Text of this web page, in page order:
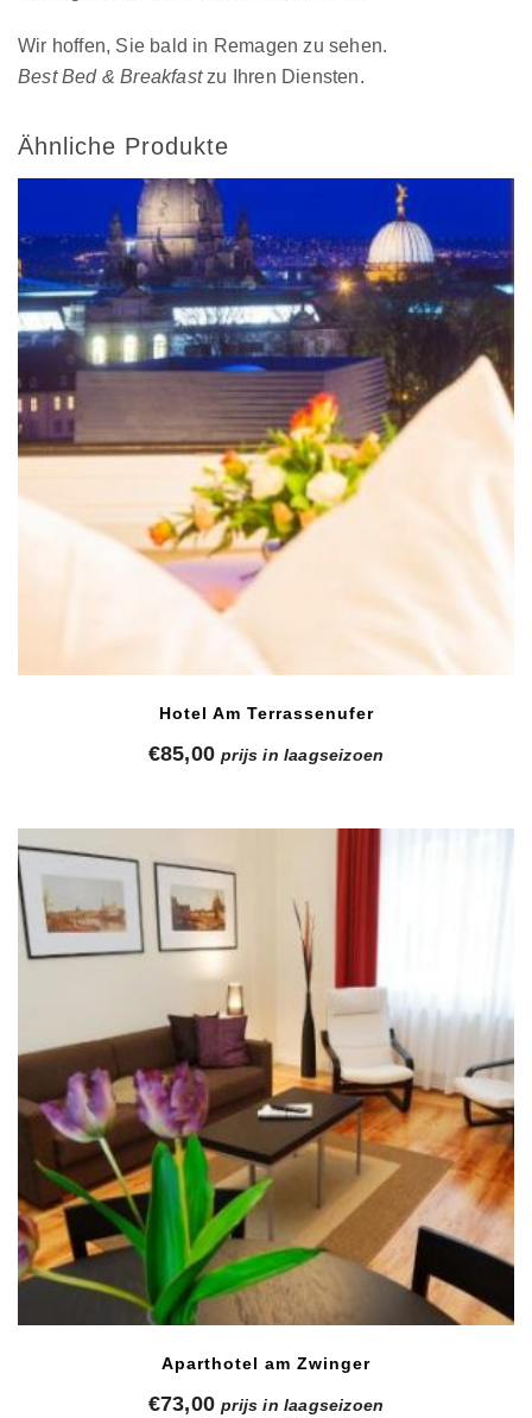
Wir hoffen, Sie bald in Remagen zu sehen.
Best Bed & Breakfastzu Ihren Diensten.
Ähnliche Produkte
Hotel Am Terrassenufer
€85,00 prijs in laagseizoen
Aparthotel am Zwinger
€73,00 prijs in laagseizoen